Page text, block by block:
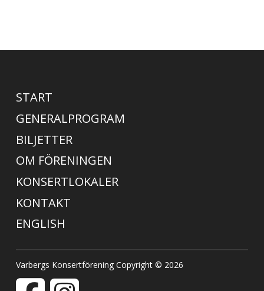
START
GENERALPROGRAM
BILJETTER
OM FÖRENINGEN
KONSERTLOKALER
KONTAKT
ENGLISH
Varbergs Konsertförening Copyright © 2026